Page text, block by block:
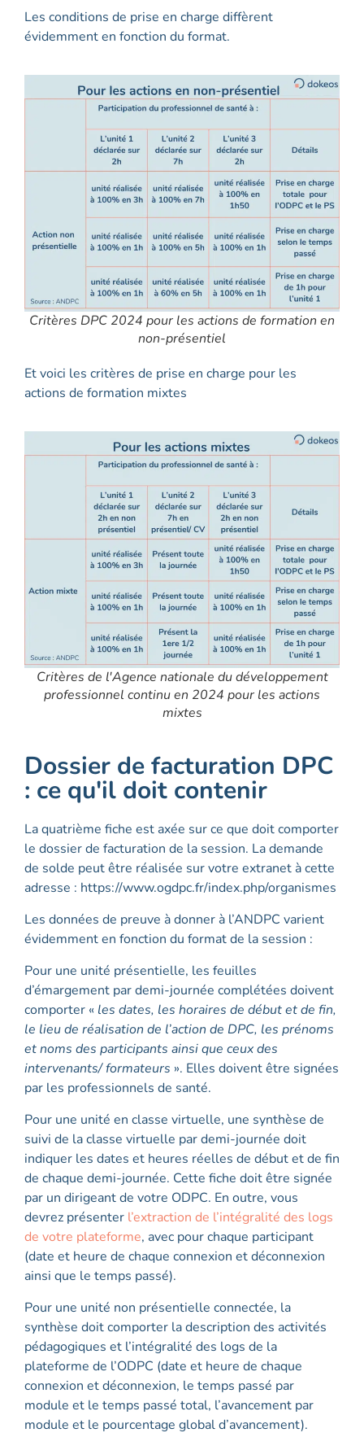
Les conditions de prise en charge diffèrent
évidemment en fonction du format.
Critères DPC 2024 pour les actions de formation en
non-présentiel
Et voici les critères de prise en charge pour les
actions de formation mixtes
Critères de l'Agence nationale du développement
professionnel continu en 2024 pour les actions
mixtes
Dossier de facturation DPC
: ce qu'il doit contenir
La quatrième fiche est axée sur ce que doit comporter
le dossier de facturation de la session. La demande
de solde peut être réalisée sur votre extranet à cette
adresse : https://www.ogdpc.fr/index.php/organismes
Les données de preuve à donner à l’ANDPC varient
évidemment en fonction du format de la session :
Pour une unité présentielle, les feuilles
d’émargement par demi-journée complétées doivent
comporter « les dates, les horaires de début et de fin,
le lieu de réalisation de l’action de DPC, les prénoms
et noms des participants ainsi que ceux des
intervenants/ formateurs ». Elles doivent être signées
par les professionnels de santé.
Pour une unité en classe virtuelle, une synthèse de
suivi de la classe virtuelle par demi-journée doit
indiquer les dates et heures réelles de début et de fin
de chaque demi-journée. Cette fiche doit être signée
par un dirigeant de votre ODPC. En outre, vous
devrez présenter l’extraction de l’intégralité des logs
de votre plateforme, avec pour chaque participant
(date et heure de chaque connexion et déconnexion
ainsi que le temps passé).
Pour une unité non présentielle connectée, la
synthèse doit comporter la description des activités
pédagogiques et l’intégralité des logs de la
plateforme de l’ODPC (date et heure de chaque
connexion et déconnexion, le temps passé par
module et le temps passé total, l’avancement par
module et le pourcentage global d’avancement).